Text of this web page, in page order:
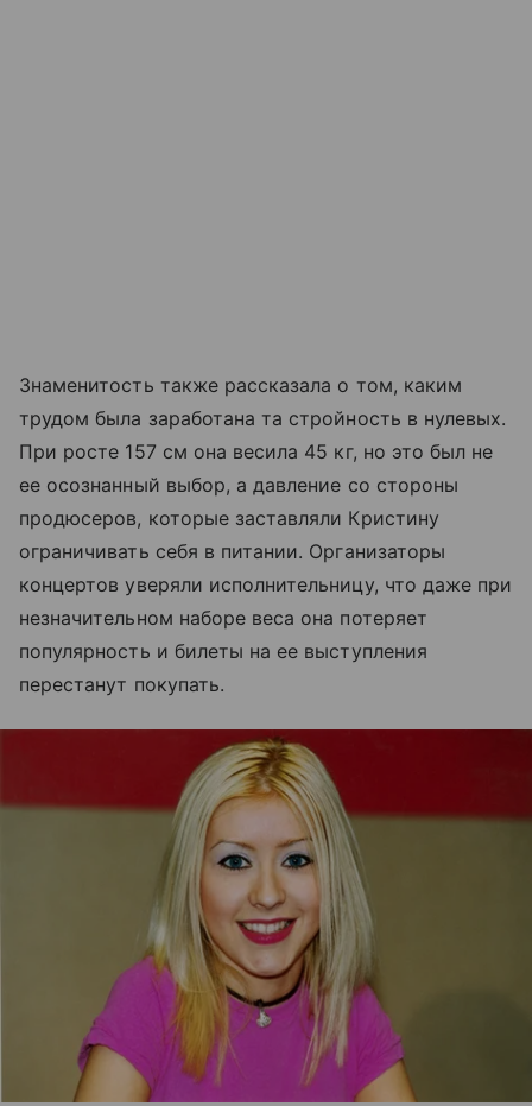
Знаменитость также рассказала о том, каким
трудом была заработана та стройность в нулевых.
При росте 157 см она весила 45 кг, но это был не
ее осознанный выбор, а давление со стороны
продюсеров, которые заставляли Кристину
ограничивать себя в питании. Организаторы
концертов уверяли исполнительницу, что даже при
незначительном наборе веса она потеряет
популярность и билеты на ее выступления
перестанут покупать.